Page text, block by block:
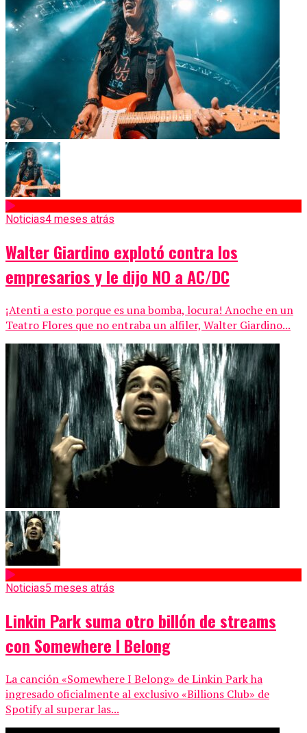
Noticias4 meses atrás
Walter Giardino explotó contra los
empresarios y le dijo NO a AC/DC
¡Atenti a esto porque es una bomba, locura! Anoche en un
Teatro Flores que no entraba un alfiler, Walter Giardino...
Noticias5 meses atrás
Linkin Park suma otro billón de streams
con Somewhere I Belong
La canción «Somewhere I Belong» de Linkin Park ha
ingresado oficialmente al exclusivo «Billions Club» de
Spotify al superar las...